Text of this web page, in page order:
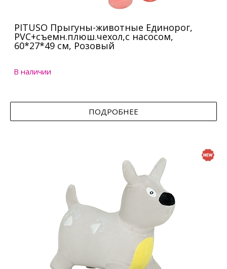
PITUSO Прыгуны-животные Единорог,
PVC+съемн.плюш.чехол,с насосом,
60*27*49 см, Розовый
В наличии
ПОДРОБНЕЕ